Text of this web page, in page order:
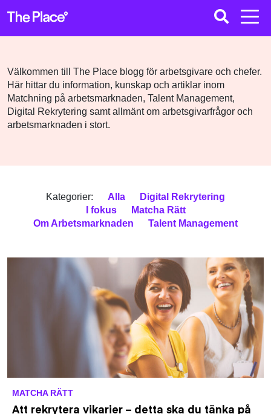
Välkommen till The Place blogg för arbetsgivare och chefer.
Här hittar du information, kunskap och artiklar inom
Matchning på arbetsmarknaden, Talent Management,
Digital Rekrytering samt allmänt om arbetsgivarfrågor och
arbetsmarknaden i stort.
Kategorier: Alla
Digital Rekrytering
I fokus
Matcha Rätt
Om Arbetsmarknaden
Talent Management
MATCHA RÄTT
Att rekrytera vikarier – detta ska du tänka på